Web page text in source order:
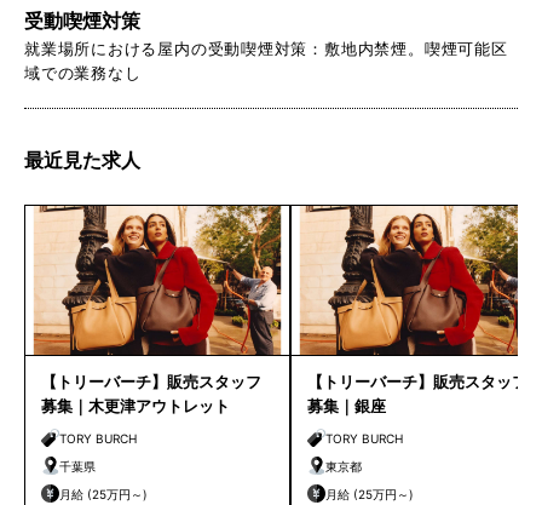
受動喫煙対策
就業場所における屋内の受動喫煙対策：敷地内禁煙。喫煙可能区
域での業務なし
最近見た求人
【トリーバーチ】販売スタッフ
募集｜木更津アウトレット
TORY BURCH
千葉県
月給 (25万円～)
【トリーバーチ】販売スタッフ
募集｜銀座
TORY BURCH
東京都
月給 (25万円～)